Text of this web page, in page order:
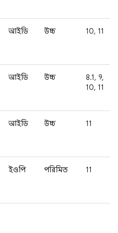
আইডি উচ্চ 10, 11
আইডি উচ্চ
8.1, 9,
10, 11
আইডি উচ্চ 11
ইওপি পরিমিত 11